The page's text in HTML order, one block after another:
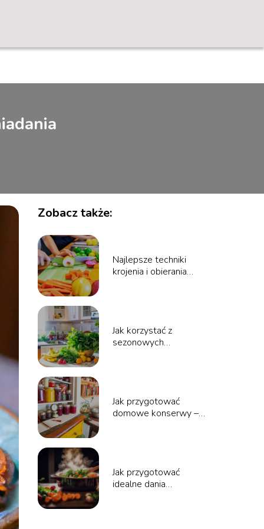
Zobacz także:
Najlepsze techniki
krojenia i obierania
Jak korzystać z
sezonowych
Jak przygotować
domowe konserwy –
Jak przygotować
idealne dania